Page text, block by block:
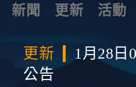
新聞 更新 活動
更新
1月28日
公告